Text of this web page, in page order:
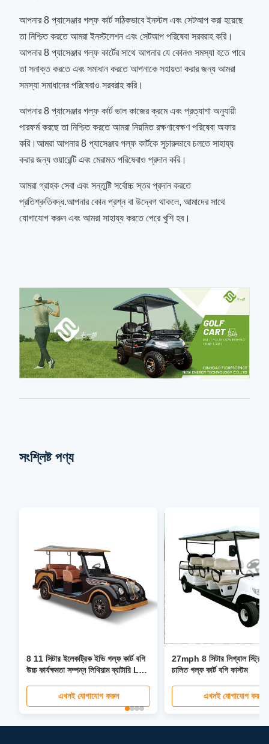
আপনার 8 প্যাসেঞ্জার গল্ফ কার্ট সঠিকভাবে ইনস্টল এবং সেটআপ করা হয়েছে
তা নিশ্চিত করতে আমরা ইনস্টলেশন এবং সেটআপ পরিষেবা সরবরাহ করি।
আপনার 8 প্যাসেঞ্জার গল্ফ কার্টের সাথে আপনার যে কোনও সমস্যা হতে পারে
তা সনাক্ত করতে এবং সমাধান করতে আপনাকে সহায়তা করার জন্য আমরা
সমস্যা সমাধানের পরিষেবাও সরবরাহ করি।
আপনার 8 প্যাসেঞ্জার গল্ফ কার্ট ভাল কাজের ক্রমে এবং প্রত্যাশা অনুযায়ী
পারফর্ম করছে তা নিশ্চিত করতে আমরা নিয়মিত রক্ষণাবেক্ষণ পরিষেবা অফার
করি।আমরা আপনার 8 প্যাসেঞ্জার গল্ফ কার্টকে সুচারুভাবে চলতে সাহায্য
করার জন্য ওয়ারেন্টি এবং মেরামত পরিষেবাও প্রদান করি।
আমরা গ্রাহক সেবা এবং সন্তুষ্টি সর্বোচ্চ স্তর প্রদান করতে
প্রতিশ্রুতিবদ্ধ.আপনার কোন প্রশ্ন বা উদ্বেগ থাকলে, আমাদের সাথে
যোগাযোগ করুন এবং আমরা সাহায্য করতে পেরে খুশি হব।
সংশ্লিষ্ট পণ্য
8 11 সিটার ইলেকট্রিক ইভি গল্ফ কার্ট বগি
উচ্চ কার্যক্ষমতা সম্পন্ন লিথিয়াম ব্যাটারি LED
এখনই যোগাযোগ করুন
27mph 8 সিটার লিগ্যাল স্ট্রিট
চালিত গল্ফ কার্ট বগি কাস্টম
এখনই যোগাযোগ করুন